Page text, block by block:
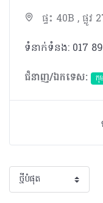
ផ្ទះ 40B , ផ្
ទំនាក់ទំនង: 017
ជំនាញ/ឯកទេស:
កុ